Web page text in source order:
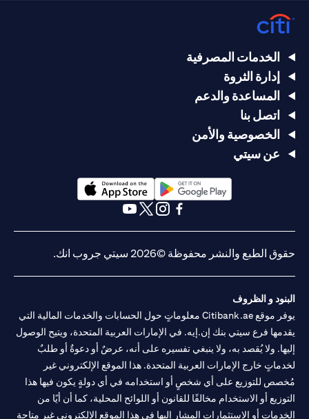
الخدمات المصرفية
إدارة الثروة
المساعدة والدعم
اتصل بنا
الخصوصية والأمن
عن سيتي
(opens in a new tab)
حقوق الطبع والنشر محفوظة ©2026 سيتي جروب انك.
البنود و الظروف
يوفر موقع Citibank.ae معلوماتٍ حول الحسابات والخدمات المالية التي
يقدمها فرع سيتي بنك إن.إيه. في الإمارات العربية المتحدة، ويتيح الوصول
إليها. ولا يُقصد به، ولا ينبغي تفسيره على أنه، عرضٌ أو دعوةٌ أو طلبٌ
لخدماتٍ خارج الإمارات العربية المتحدة. هذا الموقع الإلكتروني غير
مُخصص للتوزيع على أي شخصٍ أو استخدامه في أي دولةٍ يكون فيها هذا
التوزيع أو الاستخدام مخالفًا للقانون أو اللوائح المحلية، كما أن أيًا من
الخدمات أو الاستثمارات المشار إليها في هذا الموقع الإلكتروني غير متاحةٍ